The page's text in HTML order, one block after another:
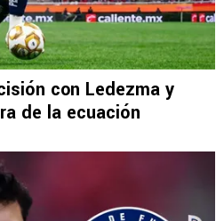
con Ledezma y
de la ecuación